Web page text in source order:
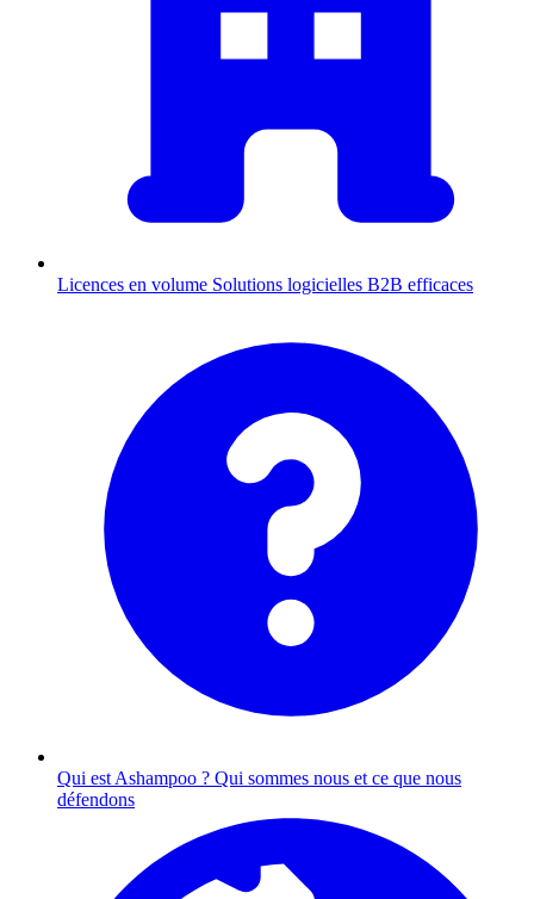
Licences en volume Solutions logicielles B2B efficaces
Qui est Ashampoo ? Qui sommes nous et ce que nous
défendons